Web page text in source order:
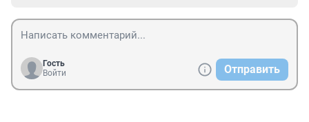
Гость
Войти
Отправить